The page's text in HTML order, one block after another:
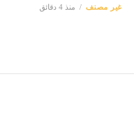
غير مصنف منذ 4 دقائق